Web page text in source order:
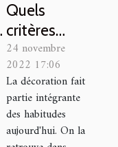
Quels
critères
prendre en
compte
pour réussir
la pose de
son crépi
24 novembre
2022 17:06
La décoration fait
partie intégrante
des habitudes
aujourd'hui. On la